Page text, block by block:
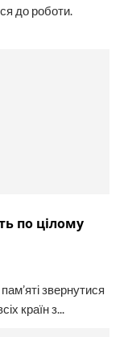
до роботи.
по цілому
звернутися
країн з...